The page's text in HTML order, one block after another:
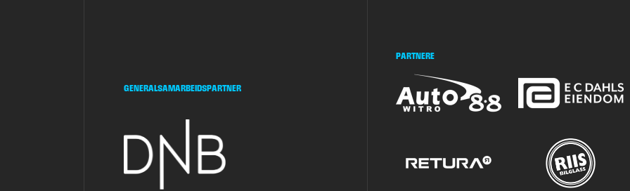
GENERALSAMARBEIDSPARTNER
PARTNERE